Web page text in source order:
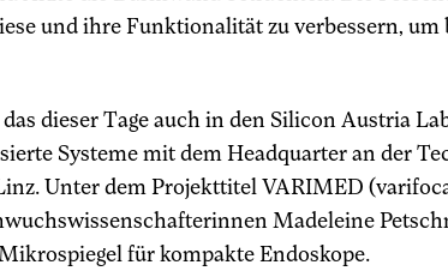
und ihre Funktionalität zu verbessern,
das dieser Tage auch in den Silicon Austria
Systeme mit dem Headquarter an der
Unter dem Projekttitel VARIMED
Madeleine
für kompakte Endoskope.